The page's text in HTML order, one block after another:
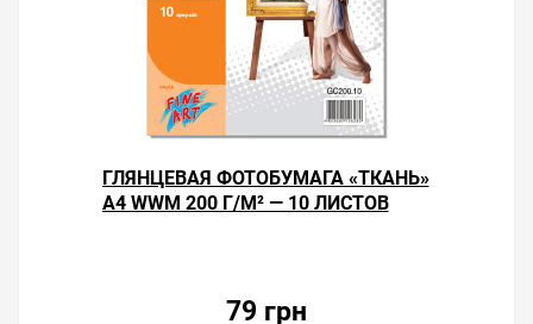
ГЛЯНЦЕВАЯ ФОТОБУМАГА «ТКАНЬ»
А4 WWM 200 Г/М² — 10 ЛИСТОВ
79 грн